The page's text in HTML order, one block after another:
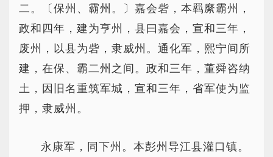
二。〔保州、霸州。〕嘉会砦，本羁縻霸州，
政和四年，建为亨州，县曰嘉会，宣和三年，
废州，以县为砦，隶威州。通化军，熙宁间所
建，在保、霸二州之间。政和三年，董舜咨纳
土，因旧名重筑军城，宣和三年，省军使为监
押，隶威州。
永康军，同下州。本彭州导江县灌口镇。